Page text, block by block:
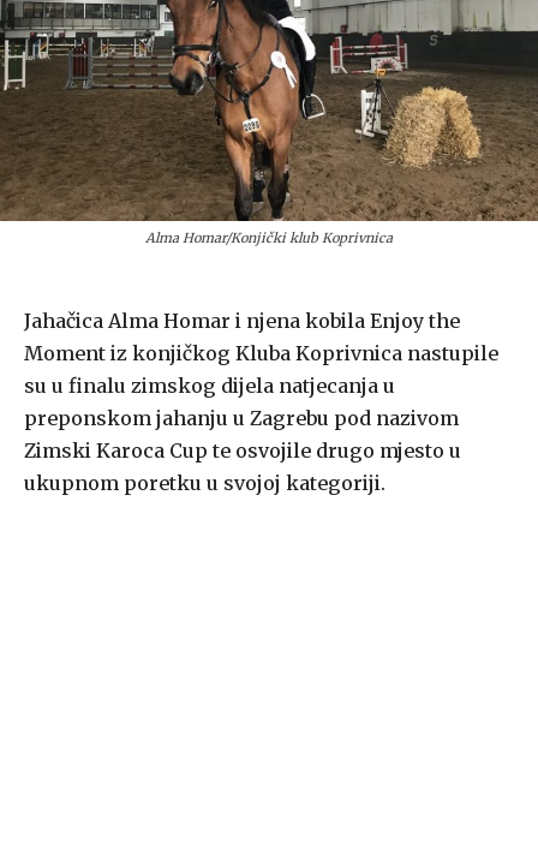
Alma Homar/Konjički klub Koprivnica
Jahačica Alma Homar i njena kobila Enjoy the
Moment iz konjičkog Kluba Koprivnica nastupile
su u finalu zimskog dijela natjecanja u
preponskom jahanju u Zagrebu pod nazivom
Zimski Karoca Cup te osvojile drugo mjesto u
ukupnom poretku u svojoj kategoriji.